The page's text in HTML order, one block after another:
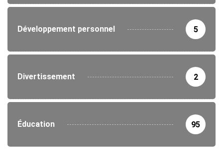
Développement personnel 5
Divertissement 2
Éducation 95